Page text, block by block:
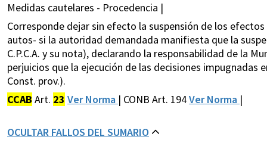
Medidas cautelares - Procedencia |
Corresponde dejar sin efecto la suspensión de los
autos- si la autoridad demandada manifiesta que la
C.P.C.A. y su nota), declarando la responsabilidad de la
perjuicios que la ejecución de las decisiones impugnadas
Const. prov.).
CCAB Art. 23 Ver Norma | CONB Art. 194Ver Norma |
OCULTAR FALLOS DEL SUMARIO